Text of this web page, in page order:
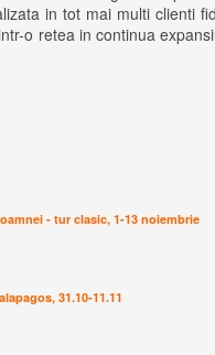
in tot mai multi clienti
o retea in continua
- tur clasic, 1-13 noiembrie
31.10-11.11